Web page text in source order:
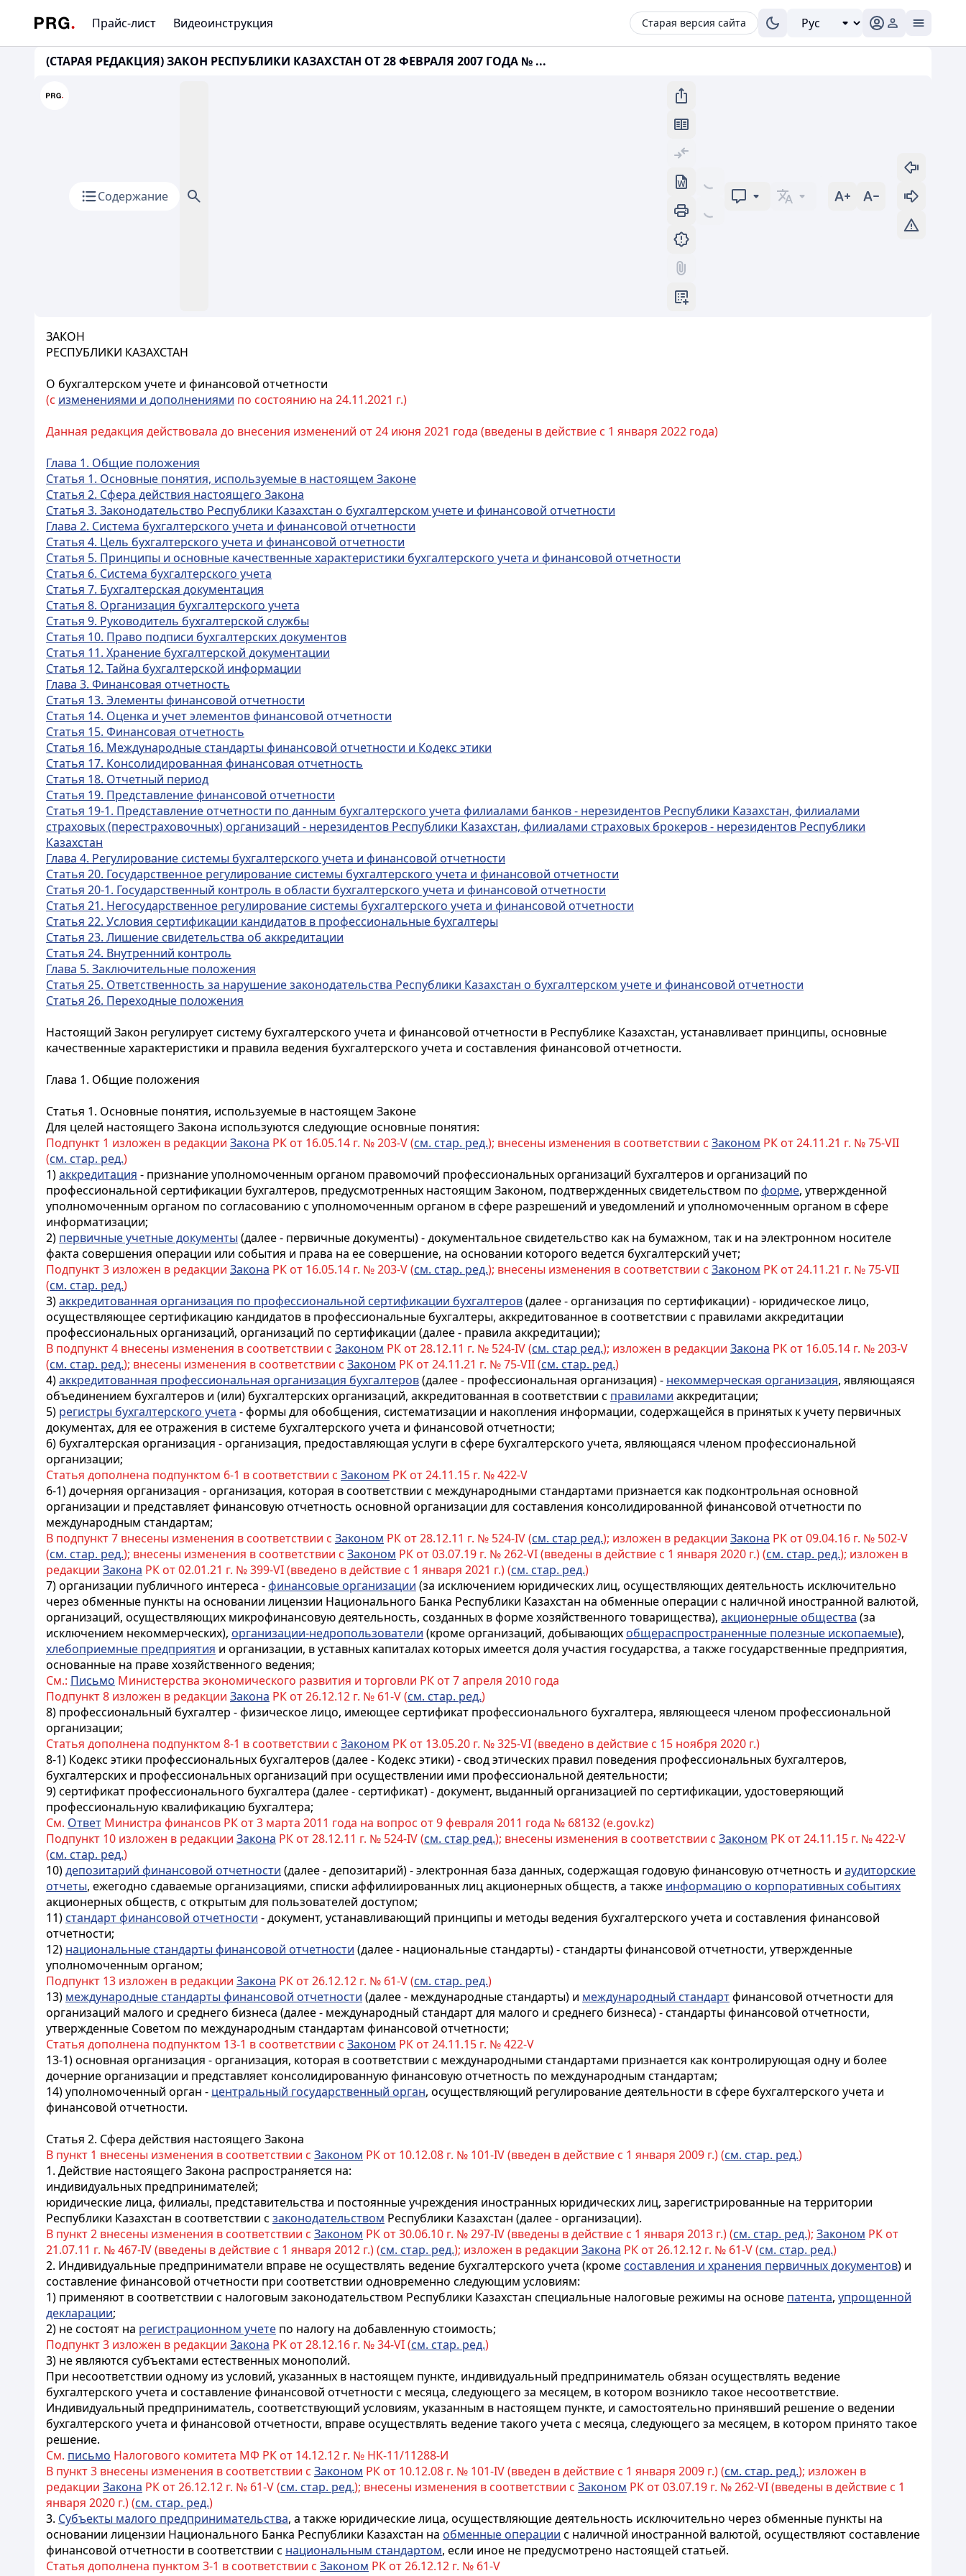
Прайс-лист Видеоинструкция Старая версия сайта
(СТАРАЯ РЕДАКЦИЯ) ЗАКОН РЕСПУБЛИКИ КАЗАХСТАН ОТ 28 ФЕВРАЛЯ 2007 ГОДА № ...
Содержание
ЗАКОН
РЕСПУБЛИКИ КАЗАХСТАН
О бухгалтерском учете и финансовой отчетности
(с изменениями и дополнениями по состоянию на 24.11.2021 г.)
Данная редакция действовала до внесения изменений от 24 июня 2021 года (введены в действие с 1 января 2022 года)
Глава 1. Общие положения
Статья 1. Основные понятия, используемые в настоящем Законе
Статья 2. Сфера действия настоящего Закона
Статья 3. Законодательство Республики Казахстан о бухгалтерском учете и финансовой отчетности
Глава 2. Система бухгалтерского учета и финансовой отчетности
Статья 4. Цель бухгалтерского учета и финансовой отчетности
Статья 5. Принципы и основные качественные характеристики бухгалтерского учета и финансовой отчетности
Статья 6. Система бухгалтерского учета
Статья 7. Бухгалтерская документация
Статья 8. Организация бухгалтерского учета
Статья 9. Руководитель бухгалтерской службы
Статья 10. Право подписи бухгалтерских документов
Статья 11. Хранение бухгалтерской документации
Статья 12. Тайна бухгалтерской информации
Глава 3. Финансовая отчетность
Статья 13. Элементы финансовой отчетности
Статья 14. Оценка и учет элементов финансовой отчетности
Статья 15. Финансовая отчетность
Статья 16. Международные стандарты финансовой отчетности и Кодекс этики
Статья 17. Консолидированная финансовая отчетность
Статья 18. Отчетный период
Статья 19. Представление финансовой отчетности
Статья 19-1. Представление отчетности по данным бухгалтерского учета филиалами банков - нерезидентов Республики Казахстан, филиалами
страховых (перестраховочных) организаций - нерезидентов Республики Казахстан, филиалами страховых брокеров - нерезидентов Республики
Казахстан
Глава 4. Регулирование системы бухгалтерского учета и финансовой отчетности
Статья 20. Государственное регулирование системы бухгалтерского учета и финансовой отчетности
Статья 20-1. Государственный контроль в области бухгалтерского учета и финансовой отчетности
Статья 21. Негосударственное регулирование системы бухгалтерского учета и финансовой отчетности
Статья 22. Условия сертификации кандидатов в профессиональные бухгалтеры
Статья 23. Лишение свидетельства об аккредитации
Статья 24. Внутренний контроль
Глава 5. Заключительные положения
Статья 25. Ответственность за нарушение законодательства Республики Казахстан о бухгалтерском учете и финансовой отчетности
Статья 26. Переходные положения
Настоящий Закон регулирует систему бухгалтерского учета и финансовой отчетности в Республике Казахстан, устанавливает принципы, основные
качественные характеристики и правила ведения бухгалтерского учета и составления финансовой отчетности.
Глава 1. Общие положения
Статья 1. Основные понятия, используемые в настоящем Законе
Для целей настоящего Закона используются следующие основные понятия:
Подпункт 1 изложен в редакции Закона РК от 16.05.14 г. № 203-V (см. стар. ред.); внесены изменения в соответствии с Законом РК от 24.11.21 г. № 75-VII
(см. стар. ред.)
1)аккредитация - признание уполномоченным органом правомочий профессиональных организаций бухгалтеров и организаций по
профессиональной сертификации бухгалтеров, предусмотренных настоящим Законом, подтвержденных свидетельством по форме, утвержденной
уполномоченным органом по согласованию с уполномоченным органом в сфере разрешений и уведомлений и уполномоченным органом в сфере
информатизации;
2) первичные учетные документы (далее - первичные документы) - документальное свидетельство как на бумажном, так и на электронном носителе
факта совершения операции или события и права на ее совершение, на основании которого ведется бухгалтерский учет;
Подпункт 3 изложен в редакции Закона РК от 16.05.14 г. № 203-V (см. стар. ред.); внесены изменения в соответствии с Законом РК от 24.11.21 г. № 75-VII
(см. стар. ред.)
3)аккредитованная организация по профессиональной сертификации бухгалтеров(далее - организация по сертификации) - юридическое лицо,
осуществляющее сертификацию кандидатов в профессиональные бухгалтеры, аккредитованное в соответствии с правилами аккредитации
профессиональных организаций, организаций по сертификации (далее - правила аккредитации);
В подпункт 4 внесены изменения в соответствии с Законом РК от 28.12.11 г. № 524-IV (см. стар ред.); изложен в редакции Закона РК от 16.05.14 г. № 203-V
(см. стар. ред.); внесены изменения в соответствии с Законом РК от 24.11.21 г. № 75-VII (см. стар. ред.)
4)аккредитованная профессиональная организация бухгалтеров(далее - профессиональная организация) - некоммерческая организация, являющаяся
объединением бухгалтеров и (или) бухгалтерских организаций, аккредитованная в соответствии с правилами аккредитации;
5) регистры бухгалтерского учета - формы для обобщения, систематизации и накопления информации, содержащейся в принятых к учету первичных
документах, для ее отражения в системе бухгалтерского учета и финансовой отчетности;
6) бухгалтерская организация - организация, предоставляющая услуги в сфере бухгалтерского учета, являющаяся членом профессиональной
организации;
Статья дополнена подпунктом 6-1 в соответствии с Законом РК от 24.11.15 г. № 422-V
6-1) дочерняя организация - организация, которая в соответствии с международными стандартами признается как подконтрольная основной
организации и представляет финансовую отчетность основной организации для составления консолидированной финансовой отчетности по
международным стандартам;
В подпункт 7 внесены изменения в соответствии с Законом РК от 28.12.11 г. № 524-IV (см. стар ред.); изложен в редакции Закона РК от 09.04.16 г. № 502-V
(см. стар. ред.); внесены изменения в соответствии с Законом РК от 03.07.19 г. № 262-VI (введены в действие с 1 января 2020 г.) (см. стар. ред.); изложен в
редакции Закона РК от 02.01.21 г. № 399-VI (введено в действие с 1 января 2021 г.) (см. стар. ред.)
7) организации публичного интереса -финансовые организации (за исключением юридических лиц, осуществляющих деятельность исключительно
через обменные пункты на основании лицензии Национального Банка Республики Казахстан на обменные операции с наличной иностранной валютой,
организаций, осуществляющих микрофинансовую деятельность, созданных в форме хозяйственного товарищества), акционерные общества (за
исключением некоммерческих), организации-недропользователи (кроме организаций, добывающих общераспространенные полезные ископаемые),
хлебоприемные предприятия и организации, в уставных капиталах которых имеется доля участия государства, а также государственные предприятия,
основанные на праве хозяйственного ведения;
См.: Письмо Министерства экономического развития и торговли РК от 7 апреля 2010 года
Подпункт 8 изложен в редакции Закона РК от 26.12.12 г. № 61-V (см. стар. ред.)
8) профессиональный бухгалтер - физическое лицо, имеющее сертификат профессионального бухгалтера, являющееся членом профессиональной
организации;
Статья дополнена подпунктом 8-1 в соответствии с Законом РК от 13.05.20 г. № 325-VI (введено в действие с 15 ноября 2020 г.)
8-1) Кодекс этики профессиональных бухгалтеров (далее - Кодекс этики) - свод этических правил поведения профессиональных бухгалтеров,
бухгалтерских и профессиональных организаций при осуществлении ими профессиональной деятельности;
9) сертификат профессионального бухгалтера (далее - сертификат) - документ, выданный организацией по сертификации, удостоверяющий
профессиональную квалификацию бухгалтера;
См. Ответ Министра финансов РК от 3 марта 2011 года на вопрос от 9 февраля 2011 года № 68132 (e.gov.kz)
Подпункт 10 изложен в редакции Закона РК от 28.12.11 г. № 524-IV (см. стар ред.); внесены изменения в соответствии с Законом РК от 24.11.15 г. № 422-V
(см. стар. ред.)
10)депозитарий финансовой отчетности (далее - депозитарий) - электронная база данных, содержащая годовую финансовую отчетность и аудиторские
отчеты, ежегодно сдаваемые организациями, списки аффилиированных лиц акционерных обществ, а также информацию о корпоративных событиях
акционерных обществ, с открытым для пользователей доступом;
11) стандарт финансовой отчетности - документ, устанавливающий принципы и методы ведения бухгалтерского учета и составления финансовой
отчетности;
12) национальные стандарты финансовой отчетности (далее - национальные стандарты) - стандарты финансовой отчетности, утвержденные
уполномоченным органом;
Подпункт 13 изложен в редакции Закона РК от 26.12.12 г. № 61-V (см. стар. ред.)
13) международные стандарты финансовой отчетности (далее - международные стандарты) и международный стандартфинансовой отчетности для
организаций малого и среднего бизнеса (далее - международный стандарт для малого и среднего бизнеса) - стандарты финансовой отчетности,
утвержденные Советом по международным стандартам финансовой отчетности;
Статья дополнена подпунктом 13-1 в соответствии с Законом РК от 24.11.15 г. № 422-V
13-1) основная организация - организация, которая в соответствии с международными стандартами признается как контролирующая одну и более
дочерние организации и представляет консолидированную финансовую отчетность по международным стандартам;
14) уполномоченный орган - центральный государственный орган, осуществляющий регулирование деятельности в сфере бухгалтерского учета и
финансовой отчетности.
Статья 2. Сфера действия настоящего Закона
В пункт 1 внесены изменения в соответствии с Законом РК от 10.12.08 г. № 101-IV (введен в действие с 1 января 2009 г.) (см. стар. ред.)
1. Действие настоящего Закона распространяется на:
индивидуальных предпринимателей;
юридические лица, филиалы, представительства и постоянные учреждения иностранных юридических лиц, зарегистрированные на территории
Республики Казахстан в соответствии с законодательством Республики Казахстан (далее - организации).
В пункт 2 внесены изменения в соответствии с Законом РК от 30.06.10 г. № 297-IV (введены в действие с 1 января 2013 г.) (см. стар. ред.); Законом РК от
21.07.11 г. № 467-IV (введены в действие с 1 января 2012 г.) (см. стар. ред.); изложен в редакции Закона РК от 26.12.12 г. № 61-V (см. стар. ред.)
2. Индивидуальные предприниматели вправе не осуществлять ведение бухгалтерского учета (кроме составления и хранения первичных документов) и
составление финансовой отчетности при соответствии одновременно следующим условиям:
1) применяют в соответствии с налоговым законодательством Республики Казахстан специальные налоговые режимы на основе патента, упрощенной
декларации;
2) не состоят на регистрационном учете по налогу на добавленную стоимость;
Подпункт 3 изложен в редакции Закона РК от 28.12.16 г. № 34-VI (см. стар. ред.)
3) не являются субъектами естественных монополий.
При несоответствии одному из условий, указанных в настоящем пункте, индивидуальный предприниматель обязан осуществлять ведение
бухгалтерского учета и составление финансовой отчетности с месяца, следующего за месяцем, в котором возникло такое несоответствие.
Индивидуальный предприниматель, соответствующий условиям, указанным в настоящем пункте, и самостоятельно принявший решение о ведении
бухгалтерского учета и финансовой отчетности, вправе осуществлять ведение такого учета с месяца, следующего за месяцем, в котором принято такое
решение.
См. письмо Налогового комитета МФ РК от 14.12.12 г. № НК-11/11288-И
В пункт 3 внесены изменения в соответствии с Законом РК от 10.12.08 г. № 101-IV (введен в действие с 1 января 2009 г.) (см. стар. ред.); изложен в
редакции Закона РК от 26.12.12 г. № 61-V (см. стар. ред.); внесены изменения в соответствии с Законом РК от 03.07.19 г. № 262-VI (введены в действие с 1
января 2020 г.) (см. стар. ред.)
3. Субъекты малого предпринимательства, а также юридические лица, осуществляющие деятельность исключительно через обменные пункты на
основании лицензии Национального Банка Республики Казахстан на обменные операции с наличной иностранной валютой, осуществляют составление
финансовой отчетности в соответствии с национальным стандартом, если иное не предусмотрено настоящей статьей.
Статья дополнена пунктом 3-1 в соответствии с Законом РК от 26.12.12 г. № 61-V